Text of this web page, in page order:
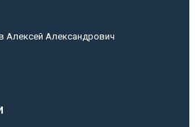
Алексей Александрович